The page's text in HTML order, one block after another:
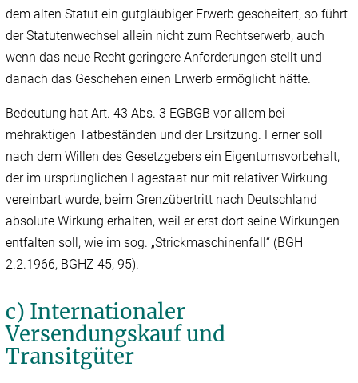
dem alten Statut ein gutgläubiger Erwerb gescheitert, so führt
der Statutenwechsel allein nicht zum Rechtserwerb, auch
wenn das neue Recht geringere Anforderungen stellt und
danach das Geschehen einen Erwerb ermöglicht hätte.
Bedeutung hat Art. 43 Abs. 3 EGBGB vor allem bei
mehraktigen Tatbeständen und der Ersitzung. Ferner soll
nach dem Willen des Gesetzgebers ein Eigentumsvorbehalt,
der im ursprünglichen Lagestaat nur mit relativer Wirkung
vereinbart wurde, beim Grenzübertritt nach Deutschland
absolute Wirkung erhalten, weil er erst dort seine Wirkungen
entfalten soll, wie im sog. „Strickmaschinenfall“ (BGH
2.2.1966, BGHZ 45, 95).
c) Internationaler
Versendungskauf und
Transitgüter